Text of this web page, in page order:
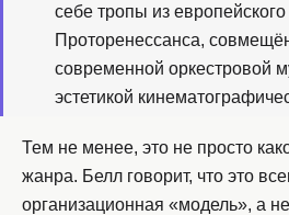
себе тропы из
Проторенессанса,
современной оркестровой
эстетикой
Тем не менее, это не просто
жанра. Белл говорит, что это
организационная «модель», а